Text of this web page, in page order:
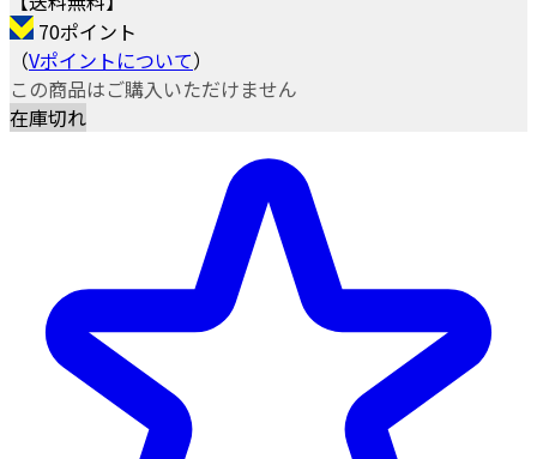
70ポイント
（Vポイントについて）
この商品はご購入いただけません
在庫切れ